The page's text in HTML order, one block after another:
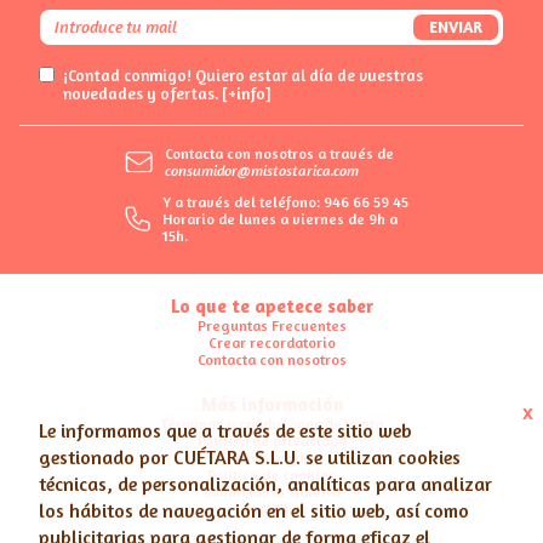
x
Le informamos que a través de este sitio web
gestionado por CUÉTARA S.L.U. se utilizan cookies
técnicas, de personalización, analíticas para analizar
los hábitos de navegación en el sitio web, así como
publicitarias para gestionar de forma eficaz el
ENVIAR
¡Contad conmigo! Quiero estar al día de vuestras
novedades y ofertas. [+info]
Contacta con nosotros a través de
consumidor@mistostarica.com
Y a través del teléfono: 946 66 59 45
Horario de lunes a viernes de 9h a
15h.
Lo que te apetece saber
Preguntas Frecuentes
Crear recordatorio
Contacta con nosotros
Términos y condiciones de Venta
Política de privacidad
Nota legal
Política de cookies
Condiciones Galería
Canal Ético